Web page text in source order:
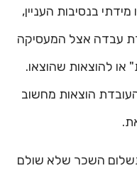
בנסיבות העניין,
עבדה אצל המעסיקה
להוצאות שהוצאו.
הוצאות מחשוב
השכר שלא שולם